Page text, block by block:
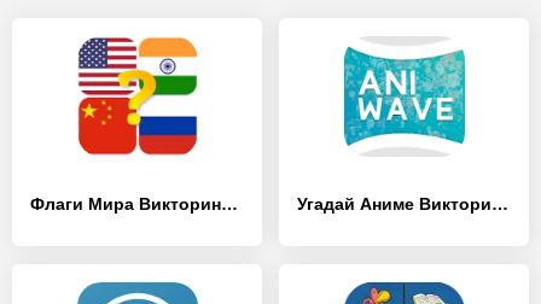
Флаги Мира Викторина - [MOD Бесконечные деньги] Угадай Аниме Викторина AniWave - [MOD Бесконечные деньги]